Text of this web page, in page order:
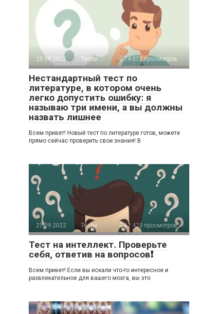
29.09.2022 Тесты 74 072 просмотров
Нестандартный тест по
литературе, в котором очень
легко допустить ошибку: я
называю три имени, а вы должны
назвать лишнее
Всем привет! Новый тест по литературе готов, можете
прямо сейчас проверить свои знания! В
21.09.2022 Тесты 67 420 просмотров
Тест на интеллект. Проверьте
себя, ответив на вопросов❗
Всем привет! Если вы искали что-то интересное и
развлекательное для вашего мозга, вы это